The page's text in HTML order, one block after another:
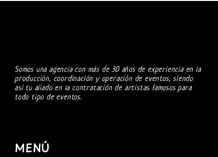
Somos una agencia con más de 30 años de experiencia en la
producción, coordinación y operación de eventos, siendo
asi tu aliado en la contratación de artistas famosos para
todo tipo de eventos.
MENÚ